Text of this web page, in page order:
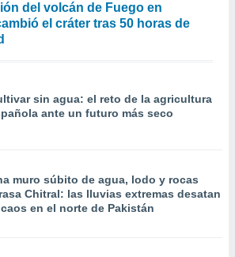
del volcán de Fuego en
el cráter tras 50 horas de
sin agua: el reto de la agricultura
ante un futuro más seco
muro súbito de agua, lodo y rocas
Chitral: las lluvias extremas desatan
en el norte de Pakistán